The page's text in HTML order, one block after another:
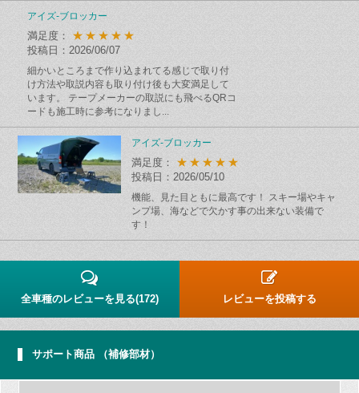
アイズ-ブロッカー
満足度： ★★★★★
投稿日：2026/06/07
細かいところまで作り込まれてる感じで取り付
け方法や取説内容も取り付け後も大変満足して
います。 テープメーカーの取説にも飛べるQRコ
ードも施工時に参考になりまし...
アイズ-ブロッカー
満足度： ★★★★★
投稿日：2026/05/10
機能、見た目ともに最高です！ スキー場やキャ
ンプ場、海などで欠かす事の出来ない装備で
す！
全車種のレビューを見る(172) レビューを投稿する
サポート商品 （補修部材）